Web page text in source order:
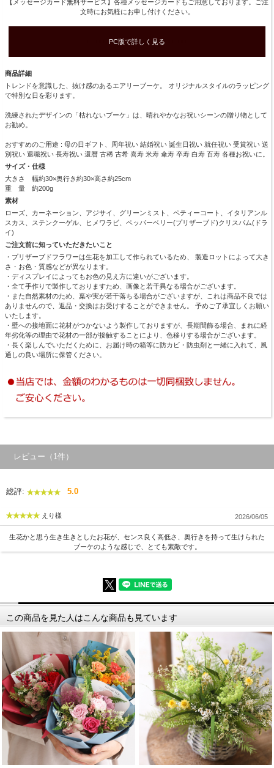
【メッセージカード無料サービス】各種メッセージカードもご用意しております。ご注
文時にお気軽にお申し付けください。
PC版で詳しく見る
商品詳細
トレンドを意識した、抜け感のあるエアリーブーケ。 オリジナルスタイルのラッピング
で特別な日を彩ります。
洗練されたデザインの「枯れないブーケ」は、晴れやかなお祝いシーンの贈り物として
お勧め。
おすすめのご用途 : 母の日ギフト、周年祝い 結婚祝い 誕生日祝い 就任祝い 受賞祝い 送
別祝い 退職祝い 長寿祝い 還暦 古稀 古希 喜寿 米寿 傘寿 卒寿 白寿 百寿 各種お祝いに。
サイズ・仕様
大きさ 幅約30×奥行き約30×高さ約25cm
重 量 約200g
素材
ローズ、カーネーション、アジサイ、グリーンミスト、ペティーコート、イタリアンル
スカス、ステンクーゲル、ヒメワラビ、ペッパーベリー(プリザーブド)クリスパム(ドラ
イ)
ご注文前に知っていただきたいこと
・プリザーブドフラワーは生花を加工して作られているため、 製造ロットによって大き
さ・お色・質感などが異なります。
・ディスプレイによってもお色の見え方に違いがございます。
・全て手作りで製作しておりますため、画像と若干異なる場合がございます。
・また自然素材のため、葉や実が若干落ちる場合がございますが、これは商品不良では
ありませんので、返品・交換はお受けすることができません。 予めご了承宜しくお願い
いたします。
・壁への接地面に花材がつかないよう製作しておりますが、長期間飾る場合、まれに経
年劣化等の理由で花材の一部が接触することにより、色移りする場合がございます。
・長く楽しんでいただくために、お届け時の箱等に防カビ・防虫剤と一緒に入れて、風
通しの良い場所に保管ください。
レビュー（1件）
総評: 5.0
えり様 2026/06/05
生花かと思う生き生きとしたお花が、センス良く高低さ、奥行きを持って生けられた
ブーケのような感じで、とても素敵です。
この商品を見た人はこんな商品も見ています